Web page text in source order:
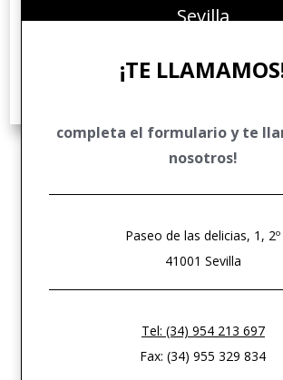
DERECHO FINANCIERO Y TRIBUTARIO
DERECHO COMUNITARIO EUROPEO E INTERNACIONAL
Sevilla
¡TE
completa el formulario y te
nosotros!
Paseo de las delicias, 1, 2º
41001 Sevilla
Tel: (34) 954 213 697
Fax: (34) 955 329 834